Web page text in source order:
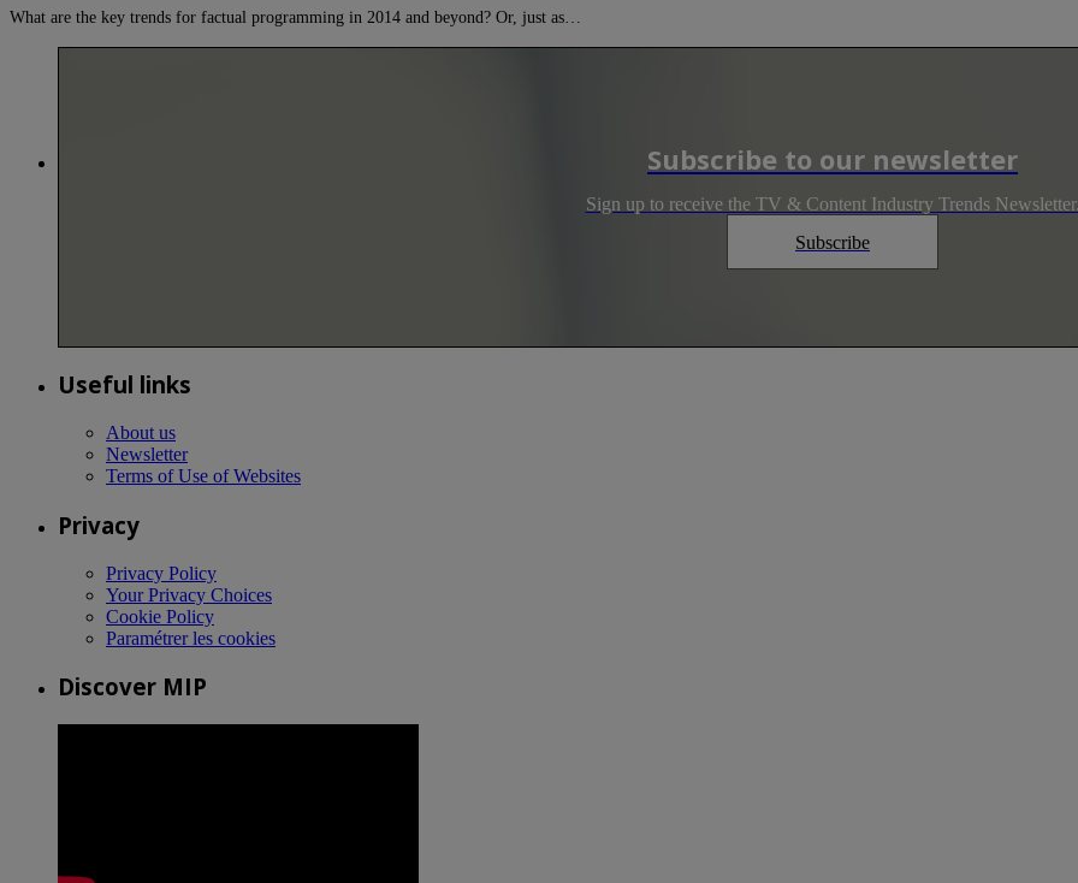
What are the key trends for factual programming in 2014 and beyond? Or, just as…
Subscribe to our newsletter
Sign up to receive the TV & Content Industry Trends
Subscribe
Useful links
About us
Newsletter
Terms of Use of Websites
Privacy
Privacy Policy
Your Privacy Choices
Cookie Policy
Paramétrer les cookies
Discover MIP